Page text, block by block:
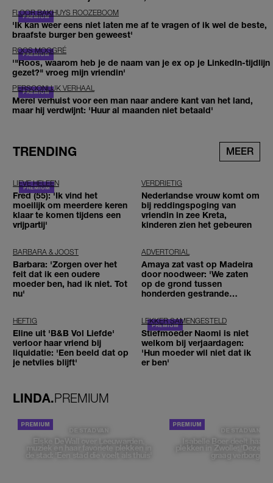
FLOOR BAKHUYS ROOZEBOOM
'Ik kan weer eens niet laten me af te vragen of ik wel de beste,
braafste burger ben geweest'
ROOS MOGGRÉ
'"Roos, waarom heb je de naam van je ex op je LinkedIn-tijdlijn
gezet?" vroeg mijn vriendin'
PERSOONLIJK VERHAAL
Merel verhuist voor een man naar andere kant van het land,
maar hij verdwijnt: 'Huur al maanden niet betaald'
TRENDING MEER
LIEVE HELEEN
Fred (55): 'Ik vind het
moeilijk om meerdere keren
klaar te komen tijdens een
vrijpartij'
VERDRIETIG
Nederlandse vrouw komt om
bij reddingspoging van
vriendin in zee Kreta,
kinderen zien het gebeuren
BARBARA & JOOST
Barbara: 'Zorgen over het
feit dat ik een oudere
moeder ben, had ik niet. Tot
nu'
ADVERTORIAL
Amaya zat vast op Madeira
door noodweer: 'We zaten
op de grond tussen
honderden gestrande
HEFTIG
Eline uit 'B&B Vol Liefde'
verloor haar vriend bij
liquidatie: 'Een beeld dat op
je netvlies blijft'
LEKKER SAMENGESTELD
Stiefmoeder Naomi is niet
welkom bij verjaardagen:
'Hun moeder wil niet dat ik
er ben'
LINDA.PREMIUM
DE STAD VAN
Elske DeWall over Leeuwarden,
muziek en haar favoriete plekken in
de stad: 'Een stad die voelt als thuis'
DE STAD VAN
Isabelle Boer deelt haar
plekken in Zwolle: 'Deze
graag verborgen'